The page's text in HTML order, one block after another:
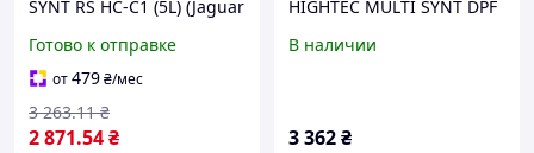
SYNT RS HC-C1 (5L) (Jaguar
STJLR.03.5005/Ford WSS-
M2C934-B/Mazda)
Готово к отправке
от479₴/мес
2 871.54₴
3 263.11 ₴
HIGHTEC MULTI SYNT DPF
VW 504 00/507 00, BMW
В наличии
3 362₴